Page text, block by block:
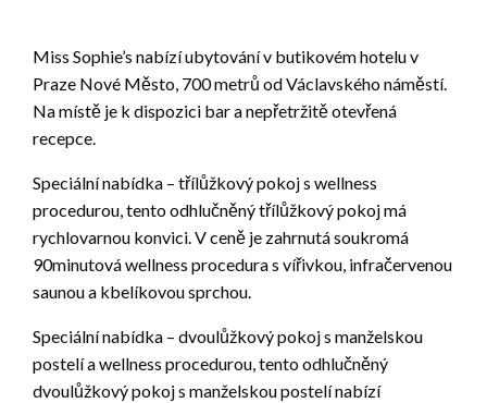
Miss Sophie’s nabízí ubytování v butikovém hotelu v
Praze Nové Město, 700 metrů od Václavského náměstí.
Na místě je k dispozici bar a nepřetržitě otevřená
recepce.
Speciální nabídka – třílůžkový pokoj s wellness
procedurou, tento odhlučněný třílůžkový pokoj má
rychlovarnou konvici. V ceně je zahrnutá soukromá
90minutová wellness procedura s vířivkou, infračervenou
saunou a kbelíkovou sprchou.
Speciální nabídka – dvoulůžkový pokoj s manželskou
postelí a wellness procedurou, tento odhlučněný
dvoulůžkový pokoj s manželskou postelí nabízí